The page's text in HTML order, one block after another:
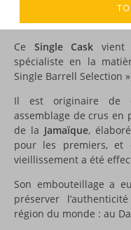
DESCRIPTION
Ce Single Cask vient
spécialiste en la
Single Barrell Selection
Il est originaire de
assemblage de crus en
de la Jamaïque,
pour les premiers, et
vieillissement a été
Son embouteillage a
préserver
région du monde : au